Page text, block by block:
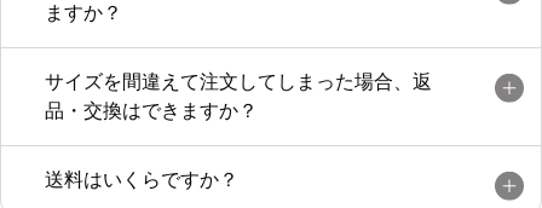
ますか？
サイズを間違えて注文してしまった場合、返
品・交換はできますか？
送料はいくらですか？